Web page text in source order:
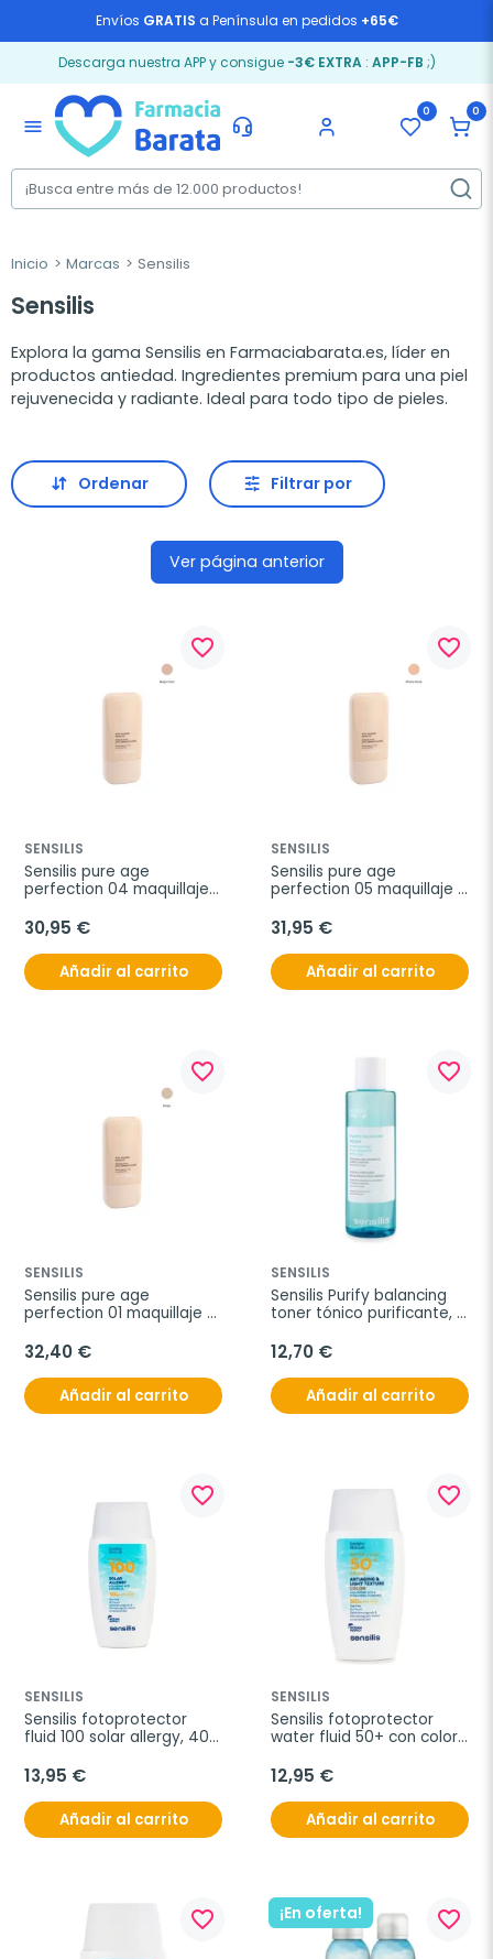
Envíos GRATIS a Península en pedidos +65€
Descarga nuestra APP y consigue -3€ EXTRA: APP-FB ;)
menu
0 0
Inicio Marcas Sensilis
Sensilis
Explora la gama Sensilis en Farmaciabarata.es, líder en
productos antiedad. Ingredientes premium para una piel
rejuvenecida y radiante. Ideal para todo tipo de pieles.
Ordenar Filtrar por
Ver página anterior
favorite_border
SENSILIS
Sensilis pure age
perfection 04 maquillaje
30,95 €
Añadir al carrito
favorite_border
SENSILIS
Sensilis pure age
perfection 05 maquillaje
31,95 €
Añadir al carrito
favorite_border
SENSILIS
Sensilis pure age
perfection 01 maquillaje
32,40 €
Añadir al carrito
favorite_border
SENSILIS
Sensilis Purify balancing
toner tónico purificante,
12,70 €
Añadir al carrito
favorite_border
SENSILIS
Sensilis fotoprotector
fluid 100 solar allergy, 40
13,95 €
Añadir al carrito
favorite_border
SENSILIS
Sensilis fotoprotector
water fluid 50+ con color,
12,95 €
Añadir al carrito
favorite_border ¡En oferta! favorite_border